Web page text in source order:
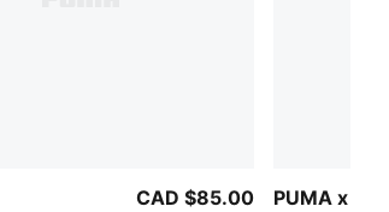
CAD $85.00
PUMA x